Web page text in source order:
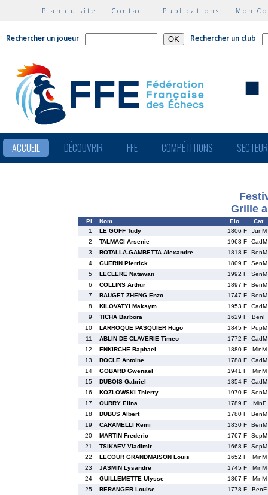
Plan du site | Contact | Publications | Mon
Rechercher un joueur Rechercher un club
ACCUEIL DÉCOUVRIR FFE COMPÉTITIONS
Grille
Pl Nom Elo
Cat.
1
LE GOFF Tudy 1806 F
JunM
2
TALMACI Arsenie 1968 F
CadM
3
BOTALLA-GAMBETTA Alexandre 1818 F
BenM
4
GUERIN Pierrick 1809 F
SenM
5
LECLERE Natawan 1992 F
SenM
6
COLLINS Arthur 1897 F
BenM
7
BAUGET ZHENG Enzo 1747 F
BenM
8
KILOVATYI Maksym 1953 F
CadM
9
TICHA Barbora 1629 F
BenF
10
LARROQUE PASQUIER Hugo 1845 F
PupM
11
ABLIN DE CLAVERIE Timeo 1772 F
CadM
12
ENKIRCHE Raphael 1880 F
MinM
13
BOCLE Antoine 1788 F
CadM
14
GOBARD Gwenael 1941 F
MinM
15
DUBOIS Gabriel 1854 F
CadM
16
KOZLOWSKI Thierry 1970 F
SenM
17
OURRY Elina 1789 F
MinF
18
DUBUS Albert 1780 F
BenM
19
CARAMELLI Remi 1830 F
BenM
20
MARTIN Frederic 1767 F
SepM
21
TSIKAEV Vladimir 1668 F
SepM
22
LECOUR GRANDMAISON Louis 1652 F
MinM
23
JASMIN Lysandre 1745 F
MinM
24
GUILLEMETTE Ulysse 1867 F
MinM
25
BERANGER Louise 1778 F
BenF